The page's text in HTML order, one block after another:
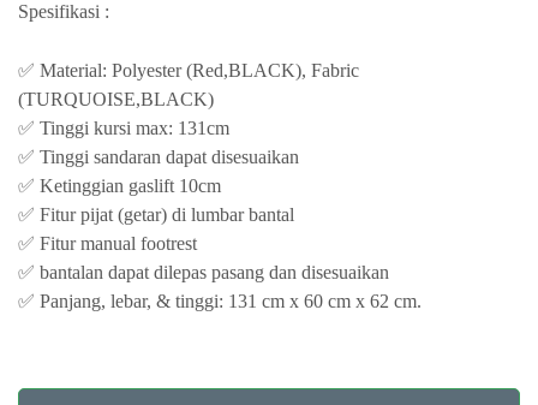
Spesifikasi :
✅ Material: Polyester (Red,BLACK), Fabric
(TURQUOISE,BLACK)
✅ Tinggi kursi max: 131cm
✅ Tinggi sandaran dapat disesuaikan
✅ Ketinggian gaslift 10cm
✅ Fitur pijat (getar) di lumbar bantal
✅ Fitur manual footrest
✅ bantalan dapat dilepas pasang dan disesuaikan
✅ Panjang, lebar, & tinggi: 131 cm x 60 cm x 62 cm.